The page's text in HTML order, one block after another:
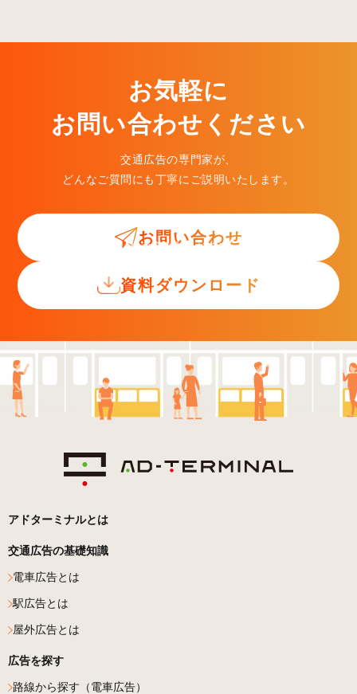
お気軽に
お問い合わせください
交通広告の専門家が、
どんなご質問にも丁寧にご説明いたします。
お問い合わせ
交通広告入門ガイド
資料ダウンロード
アドターミナルとは
交通広告の基礎知識
電車広告とは
駅広告とは
屋外広告とは
広告を探す
路線から探す（電車広告）